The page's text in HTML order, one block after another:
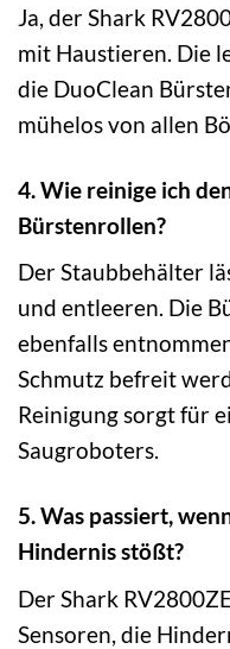
Ja, der Shark
mit Haustieren. Die
die DuoClean
mühelos von allen
4. Wie reinige ich
Bürstenrollen?
Der Staubbehälter
und entleeren. Die
ebenfalls
Schmutz befreit
Reinigung sorgt für
Saugroboters.
5. Was passiert,
Hindernis stößt?
Der Shark
Sensoren, die